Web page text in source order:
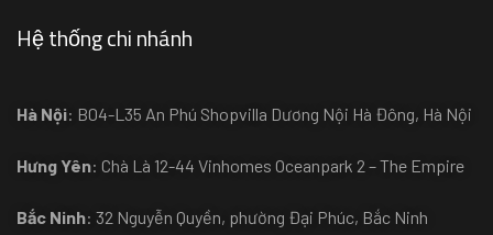
Hệ thống chi nhánh
Hà Nội: B04-L35 An Phú Shopvilla Dương Nội Hà Đông, Hà Nội
Hưng Yên: Chà Là 12-44 Vinhomes Oceanpark 2 – The Empire
Bắc Ninh: 32 Nguyễn Quyền, phường Đại Phúc, Bắc Ninh